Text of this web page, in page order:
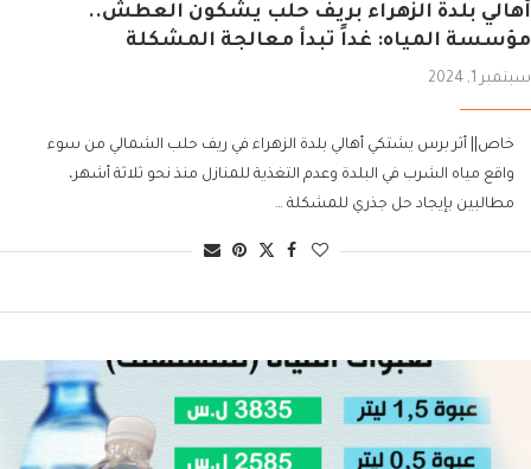
أهالي بلدة الزهراء بريف حلب يشكون العطش..
مؤسسة المياه: غداً تبدأ معالجة المشكلة
سبتمبر 1, 2024
خاص|| أثر برس يشتكي أهالي بلدة الزهراء في ريف حلب الشمالي من سوء
واقع مياه الشرب في البلدة وعدم التغذية للمنازل منذ نحو ثلاثة أشهر،
مطالبين بإيجاد حل جذري للمشكلة …